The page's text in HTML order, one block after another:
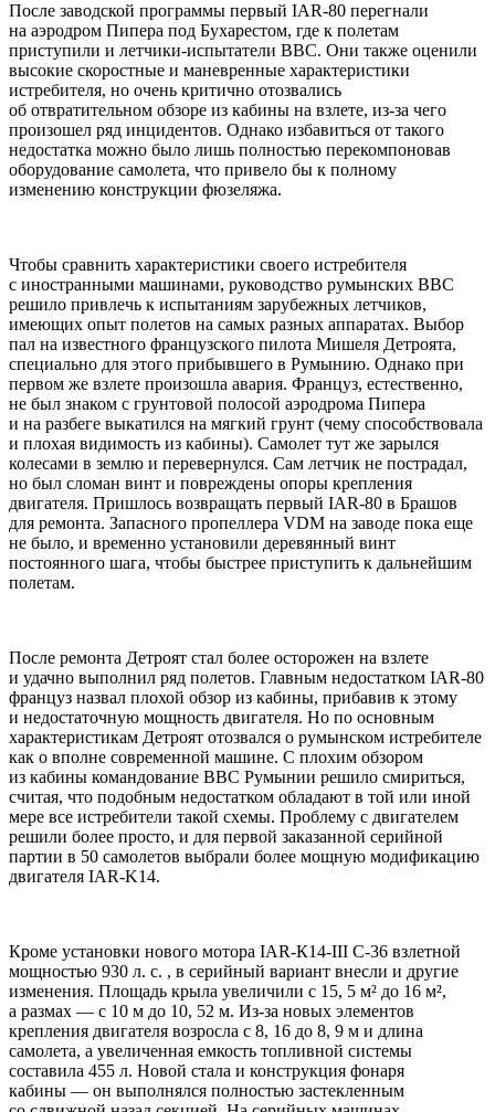
После заводской программы первый IAR-80 перегнали
на аэродром Пипера под Бухарестом, где к полетам
приступили и летчики-испытатели ВВС. Они также оценили
высокие скоростные и маневренные характеристики
истребителя, но очень критично отозвались
об отвратительном обзоре из кабины на взлете, из-за чего
произошел ряд инцидентов. Однако избавиться от такого
недостатка можно было лишь полностью перекомпоновав
оборудование самолета, что привело бы к полному
изменению конструкции фюзеляжа.
Чтобы сравнить характеристики своего истребителя
с иностранными машинами, руководство румынских ВВС
решило привлечь к испытаниям зарубежных летчиков,
имеющих опыт полетов на самых разных аппаратах. Выбор
пал на известного французского пилота Мишеля Детроята,
специально для этого прибывшего в Румынию. Однако при
первом же взлете произошла авария. Француз, естественно,
не был знаком с грунтовой полосой аэродрома Пипера
и на разбеге выкатился на мягкий грунт (чему способствовала
и плохая видимость из кабины). Самолет тут же зарылся
колесами в землю и перевернулся. Сам летчик не пострадал,
но был сломан винт и повреждены опоры крепления
двигателя. Пришлось возвращать первый IAR-80 в Брашов
для ремонта. Запасного пропеллера VDM на заводе пока еще
не было, и временно установили деревянный винт
постоянного шага, чтобы быстрее приступить к дальнейшим
полетам.
После ремонта Детроят стал более осторожен на взлете
и удачно выполнил ряд полетов. Главным недостатком IAR-80
француз назвал плохой обзор из кабины, прибавив к этому
и недостаточную мощность двигателя. Но по основным
характеристикам Детроят отозвался о румынском истребителе
как о вполне современной машине. С плохим обзором
из кабины командование ВВС Румынии решило смириться,
считая, что подобным недостатком обладают в той или иной
мере все истребители такой схемы. Проблему с двигателем
решили более просто, и для первой заказанной серийной
партии в 50 самолетов выбрали более мощную модификацию
двигателя IAR-K14.
Кроме установки нового мотора IAR-К14-III С-36 взлетной
мощностью 930 л. с. , в серийный вариант внесли и другие
изменения. Площадь крыла увеличили с 15, 5 м² до 16 м²,
а размах — с 10 м до 10, 52 м. Из-за новых элементов
крепления двигателя возросла с 8, 16 до 8, 9 м и длина
самолета, а увеличенная емкость топливной системы
составила 455 л. Новой стала и конструкция фонаря
кабины — он выполнялся полностью застекленным